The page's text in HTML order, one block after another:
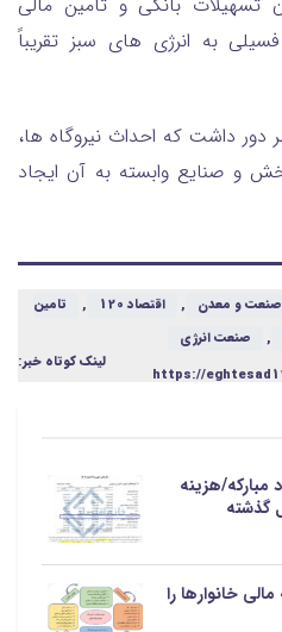
به انرژی ‌های سبز تقریباً
دور داشت که احداث نیروگاه ها،
و صنایع وابسته به آن ایجاد
صنعت و معدن , اقتصاد 120 ,
تامین
,
صنعت انرژی
لینک کوتاه خبر:
https://
هزینه
خانوارها را